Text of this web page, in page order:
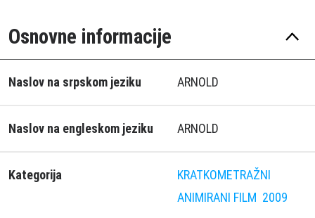
Osnovne informacije
Naslov na srpskom jeziku ARNOLD
Naslov na engleskom jeziku ARNOLD
Kategorija
KRATKOMETRAŽNI
ANIMIRANI FILM 2009